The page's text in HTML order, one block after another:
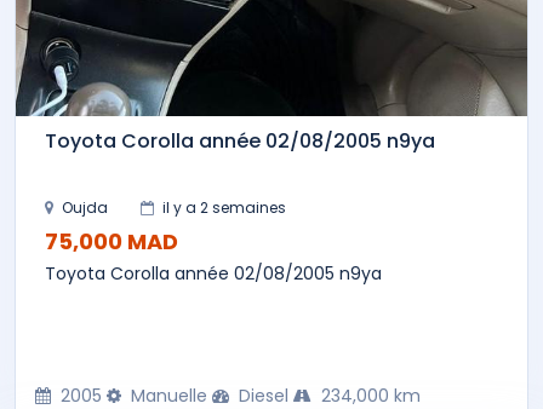
Toyota Corolla année 02/08/2005 n9ya
Oujda il y a 2 semaines
75,000 MAD
Toyota Corolla année 02/08/2005 n9ya
2005 Manuelle Diesel 234,000 km